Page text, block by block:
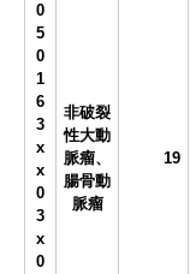
0
5
0
1
6
3
x
x
0
3
x
0
非破裂
性大動
脈瘤、
腸骨動
脈瘤
19